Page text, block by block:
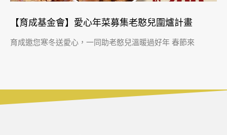
【育成基金會】愛心年菜募集老憨兒圍爐計畫
育成邀您寒冬送愛心，一同助老憨兒溫暖過好年 春節來